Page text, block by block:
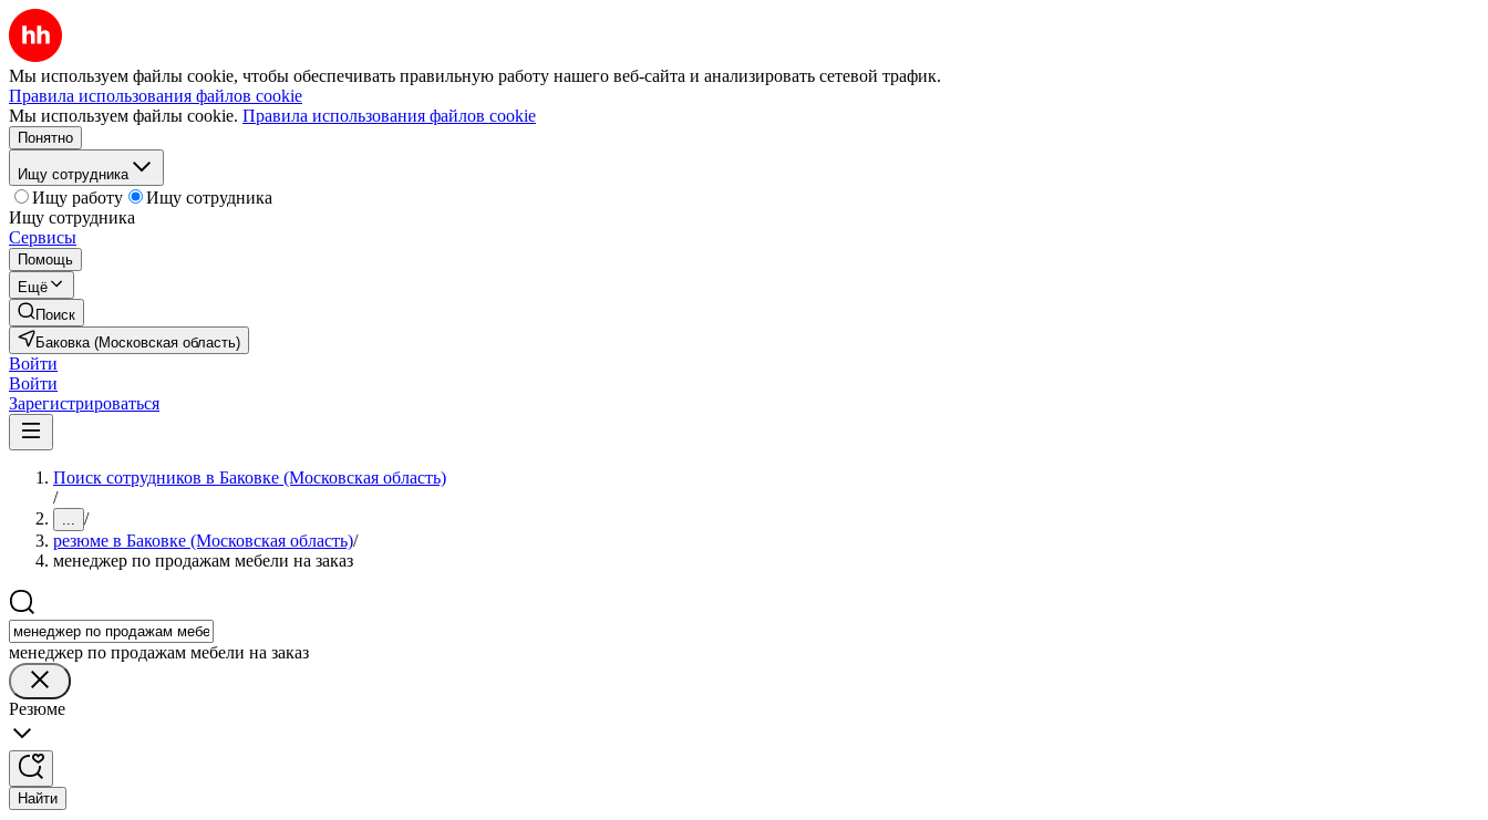
Мы используем файлы cookie, чтобы обеспечивать правильную работу нашего веб-сайта и анализировать сетевой трафик.
Правила использования файлов cookie
Мы используем файлы cookie. Правила использования файлов cookie
Понятно
Ищу сотрудника
Ищу работу
Ищу сотрудника
Ищу сотрудника
Сервисы
Помощь
Ещё
Поиск
Баковка (Московская область)
Войти
Войти
Зарегистрироваться
Поиск сотрудников в Баковке (Московская область)
/
... /
резюме в Баковке (Московская область)/
менеджер по продажам мебели на заказ
менеджер по продажам мебели на заказ
Резюме
Найти